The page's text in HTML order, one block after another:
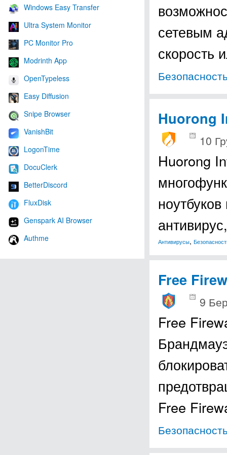
Windows Easy Transfer
Ultra System Monitor
PC Monitor Pro
Modrinth App
OpenTypeless
Easy Diffusion
Snipe Browser
VanishBit
LogonTime
DocuClerk
BetterDiscord
FluxDisk
Genspark AI Browser
Authme
сетевым
скорость
Huorong
10
Huorong
Антивирусы,
Free
9
Free
Free